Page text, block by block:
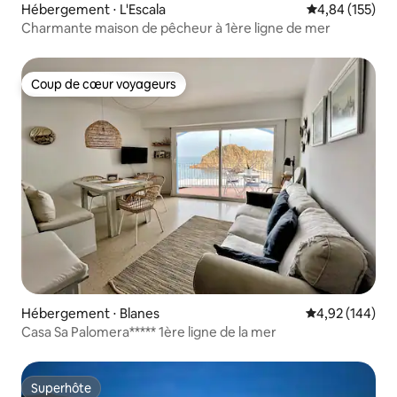
Hébergement ⋅ L'Escala Évaluation
4,84 (155)
Charmante maison de pêcheur à 1ère ligne de mer
Coup de cœur voyageurs
Coup de cœur voyageurs
Hébergement ⋅ Blanes Évaluation
4,92 (144)
Casa Sa Palomera***** 1ère ligne de la mer
Superhôte